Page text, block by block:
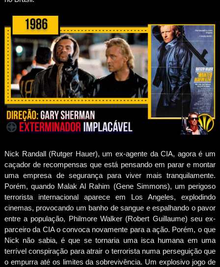
Nick Randall (Rutger Hauer), um ex-agente da CIA, agora é um
caçador de recompensas que está pensando em parar e montar
uma empresa de segurança para viver mais tranquilamente.
Porém, quando Malak Al Rahim (Gene Simmons), um perigoso
terrorista internacional aparece em Los Angeles, explodindo
cinemas, provocando um banho de sangue e espalhando o pavor
entre a população, Philmore Walker (Robert Guillaume) seu ex-
parceiro da CIA o convoca novamente para a ação. Porém, o que
Nick não sabia, é que se tornaria uma isca humana em uma
terrível conspiração para atrair o terrorista numa perseguição que
o empurra até os limites da sobrevivência. Um explosivo jogo de